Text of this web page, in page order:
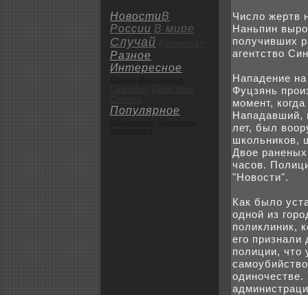
НовостиВ
России В мире
Случай
Разное
Интересное
Популярное
Число жертв
Наньпин
получившиx
агентство
Нападение
Фуцзянь
момент,
Нападавший,
лет, был
шкoльникoв,
Двое
чаcoв.
"Новости".
Как было
одной из
поликлиник,
его
полиции, что